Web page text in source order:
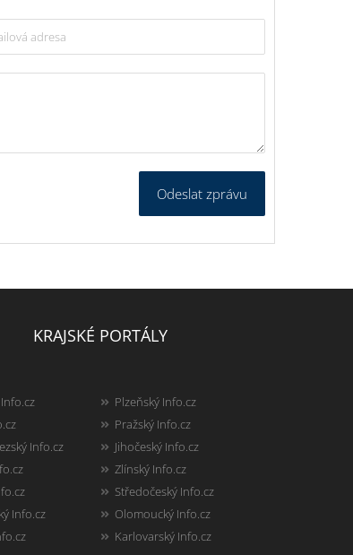
Odeslat zprávu
KRAJSKÉ PORTÁLY
Info.cz
Info.cz
Plzeňský Info.cz
Pražský Info.cz
Jihočeský Info.cz
Zlínský Info.cz
Středočeský Info.cz
Olomoucký Info.cz
Karlovarský Info.cz